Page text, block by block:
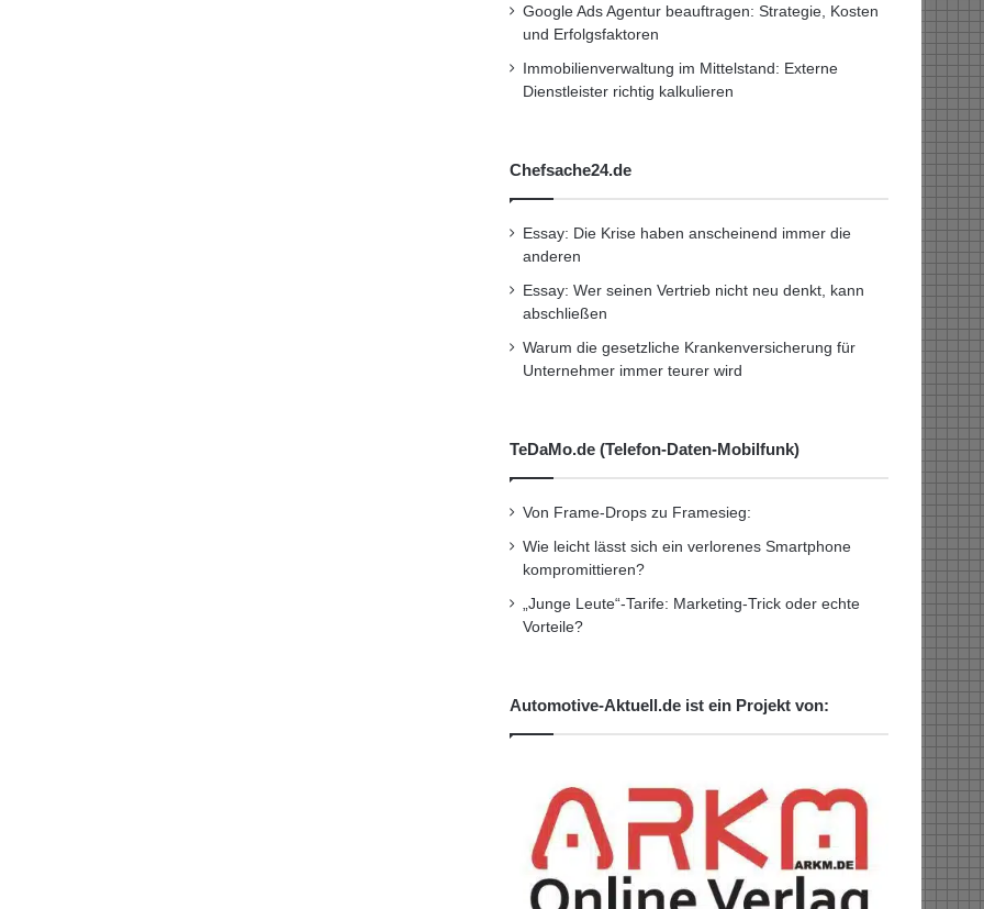
Google Ads Agentur beauftragen: Strategie, Kosten
und Erfolgsfaktoren
Immobilienverwaltung im Mittelstand: Externe
Dienstleister richtig kalkulieren
Chefsache24.de
Essay: Die Krise haben anscheinend immer die
anderen
Essay: Wer seinen Vertrieb nicht neu denkt, kann
abschließen
Warum die gesetzliche Krankenversicherung für
Unternehmer immer teurer wird
TeDaMo.de (Telefon-Daten-Mobilfunk)
Von Frame-Drops zu Framesieg:
Wie leicht lässt sich ein verlorenes Smartphone
kompromittieren?
„Junge Leute“-Tarife: Marketing-Trick oder echte
Vorteile?
Automotive-Aktuell.de ist ein Projekt von: